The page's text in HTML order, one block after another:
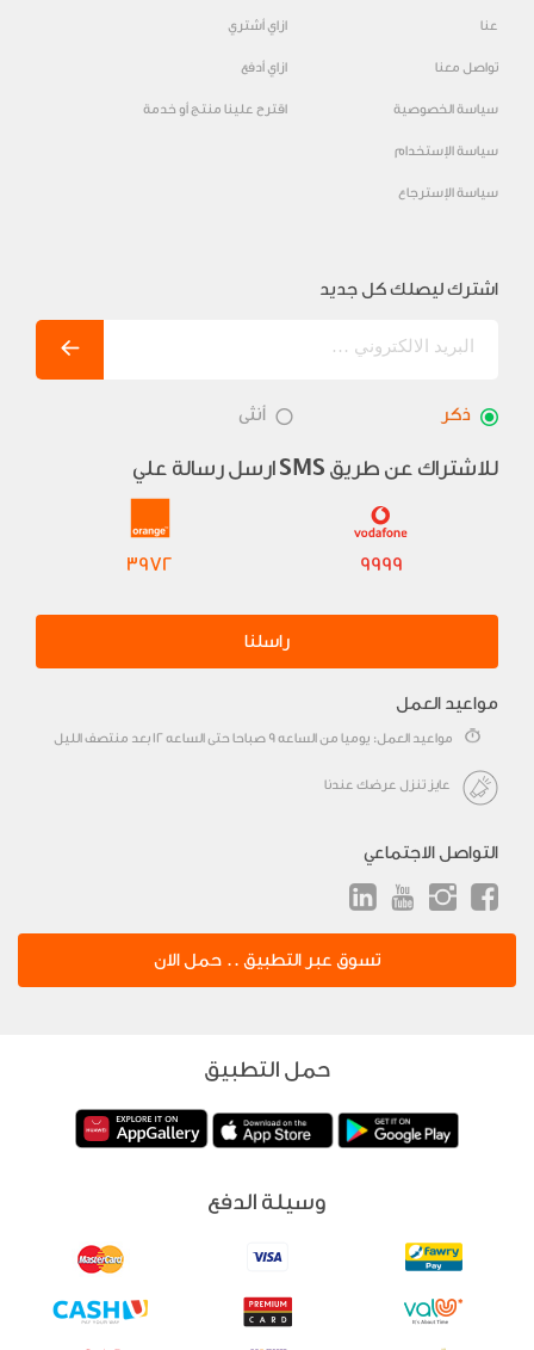
عنا
تواصل معنا
سياسة الخصوصية
سياسة الإستخدام
سياسة الإسترجاع
ازاي أشتري
ازاي أدفع
اقترح علينا منتج أو خدمة
اشترك ليصلك كل جديد
ذكر أنثى
للاشتراك عن طريق SMS ارسل رسالة علي
9999
3972
راسلنا
مواعيد العمل
مواعيد العمل: يوميا من الساعه 9 صباحا حتى الساعه 12 بعد منتصف الليل
عايز تنزل عرضك عندنا
التواصل الاجتماعي
تسوق عبر التطبيق .. حمل الان
حمل التطبيق
وسيلة الدفع